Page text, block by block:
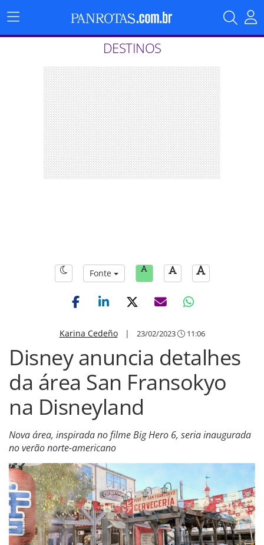
Menu
Principal
DESTINOS
Fonte
Karina Cedeño| 23/02/2023 11:06
Disney anuncia detalhes
da área San Fransokyo
na Disneyland
Nova área, inspirada no filme Big Hero 6, seria inaugurada
no verão norte-americano